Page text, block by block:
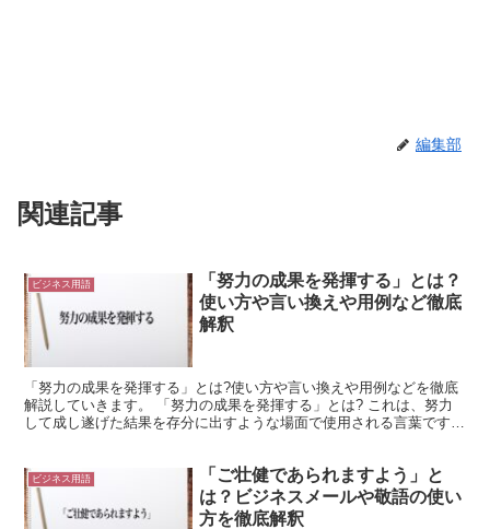
編集部
関連記事
ビジネス用語
「努力の成果を発揮する」とは？
使い方や言い換えや用例など徹底
解釈
「努力の成果を発揮する」とは?使い方や言い換えや用例などを徹底
解説していきます。 「努力の成果を発揮する」とは? これは、努力
して成し遂げた結果を存分に出すような場面で使用される言葉です。
ビジネス用語
「ご壮健であられますよう」と
は？ビジネスメールや敬語の使い
方を徹底解釈